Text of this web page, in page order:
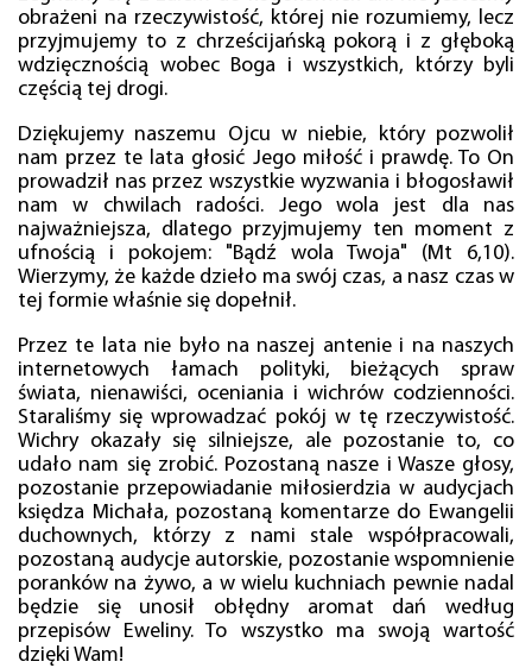
obrażeni na rzeczywistość, której nie rozumiemy, lecz
przyjmujemy to z chrześcijańską pokorą i z głęboką
wdzięcznością wobec Boga i wszystkich, którzy byli
częścią tej drogi.
Dziękujemy naszemu Ojcu w niebie, który pozwolił
nam przez te lata głosić Jego miłość i prawdę. To On
prowadził nas przez wszystkie wyzwania i błogosławił
nam w chwilach radości. Jego wola jest dla nas
najważniejsza, dlatego przyjmujemy ten moment z
ufnością i pokojem: "Bądź wola Twoja" (Mt 6,10).
Wierzymy, że każde dzieło ma swój czas, a nasz czas w
tej formie właśnie się dopełnił.
Przez te lata nie było na naszej antenie i na naszych
internetowych łamach polityki, bieżących spraw
świata, nienawiści, oceniania i wichrów codzienności.
Staraliśmy się wprowadzać pokój w tę rzeczywistość.
Wichry okazały się silniejsze, ale pozostanie to, co
udało nam się zrobić. Pozostaną nasze i Wasze głosy,
pozostanie przepowiadanie miłosierdzia w audycjach
księdza Michała, pozostaną komentarze do Ewangelii
duchownych, którzy z nami stale współpracowali,
pozostaną audycje autorskie, pozostanie wspomnienie
poranków na żywo, a w wielu kuchniach pewnie nadal
będzie się unosił obłędny aromat dań według
przepisów Eweliny. To wszystko ma swoją wartość
dzięki Wam!